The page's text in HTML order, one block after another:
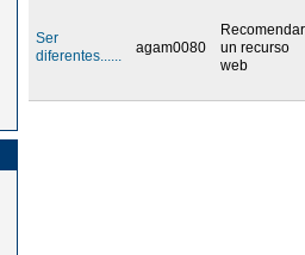
Ser
diferentes......
agam0080
Recomendar
un recurso
web